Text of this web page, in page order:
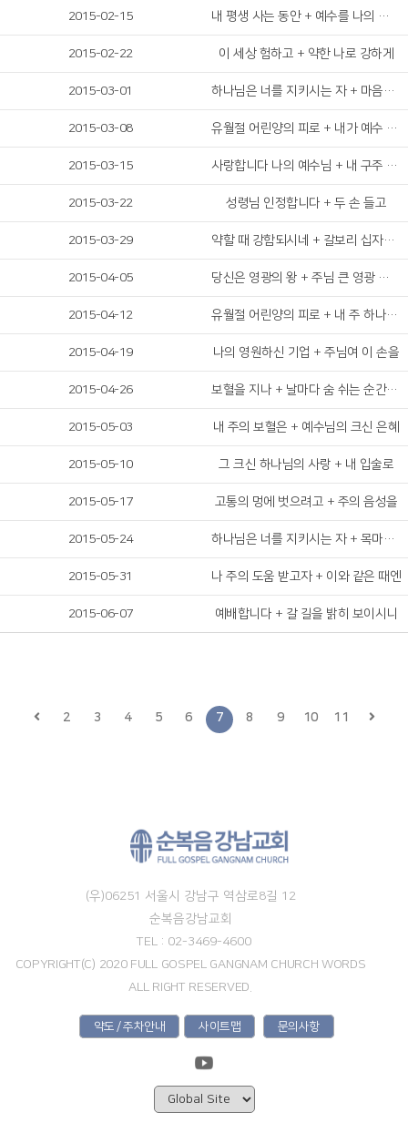
2015-02-15 내 평생 사는 동안 + 예수를 나의 구주삼고
2015-02-22 이 세상 험하고 + 약한 나로 강하게
2015-03-01 하나님은 너를 지키시는 자 + 마음에 가득한
2015-03-08 유월절 어린양의 피로 + 내가 예수 믿고서
2015-03-15 사랑합니다 나의 예수님 + 내 구주 예수를 더욱 사랑
2015-03-22 성령님 인정합니다 + 두 손 들고
2015-03-29 약할 때 강함되시네 + 갈보리 십자가에
2015-04-05 당신은 영광의 왕 + 주님 큰 영광 받으소서
2015-04-12 유월절 어린양의 피로 + 내 주 하나님 넓고 큰 은혜는
2015-04-19 나의 영원하신 기업 + 주님여 이 손을
2015-04-26 보혈을 지나 + 날마다 숨 쉬는 순간마다
2015-05-03 내 주의 보혈은 + 예수님의 크신 은혜
2015-05-10 그 크신 하나님의 사랑 + 내 입술로
2015-05-17 고통의 멍에 벗으려고 + 주의 음성을
2015-05-24 하나님은 너를 지키시는 자 + 목마른 예배자
2015-05-31 나 주의 도움 받고자 + 이와 같은 때엔
2015-06-07 예배합니다 + 갈 길을 밝히 보이시니
2 3 4 5 6 7 8 9 10 11
(우)06251 서울시 강남구 역삼로8길 12
순복음강남교회
TEL : 02-3469-4600
COPYRIGHT(C) 2020 FULL GOSPEL GANGNAM CHURCH WORDS
ALL RIGHT RESERVED.
약도 / 주차안내 사이트맵 문의사항